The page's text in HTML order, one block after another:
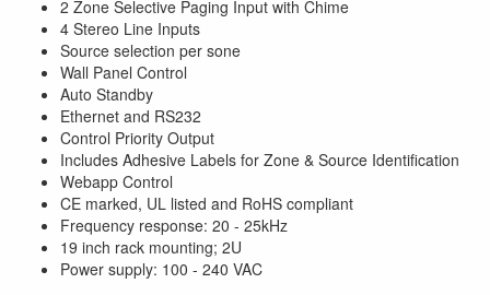
2 Zone Selective Paging Input with Chime
4 Stereo Line Inputs
Source selection per sone
Wall Panel Control
Auto Standby
Ethernet and RS232
Control Priority Output
Includes Adhesive Labels for Zone & Source Identification
Webapp Control
CE marked, UL listed and RoHS compliant
Frequency response: 20 - 25kHz
19 inch rack mounting; 2U
Power supply: 100 - 240 VAC